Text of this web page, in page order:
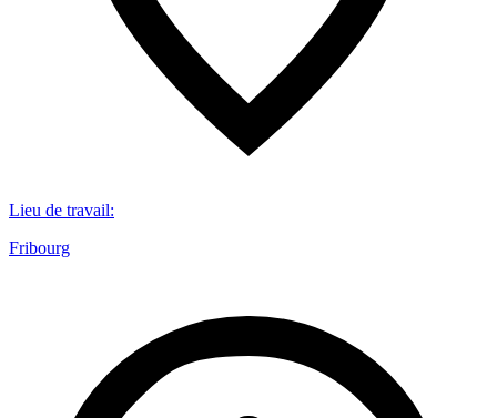
Lieu de travail:
Fribourg